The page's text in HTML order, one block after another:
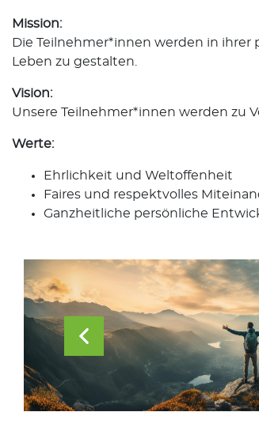
Mission:
Die Teilnehmer*innen werden in
Leben zu gestalten.
Vision:
Unsere Teilnehmer*innen werden zu
Werte:
Ehrlichkeit und Weltoffenheit
Faires und respektvolles
Ganzheitliche persönliche